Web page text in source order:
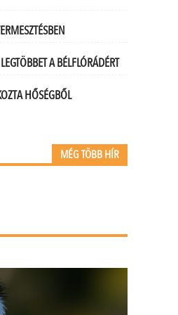
A BÉLFLÓRÁDÉRT
HŐSÉGBŐL
MÉG TÖBB HÍR